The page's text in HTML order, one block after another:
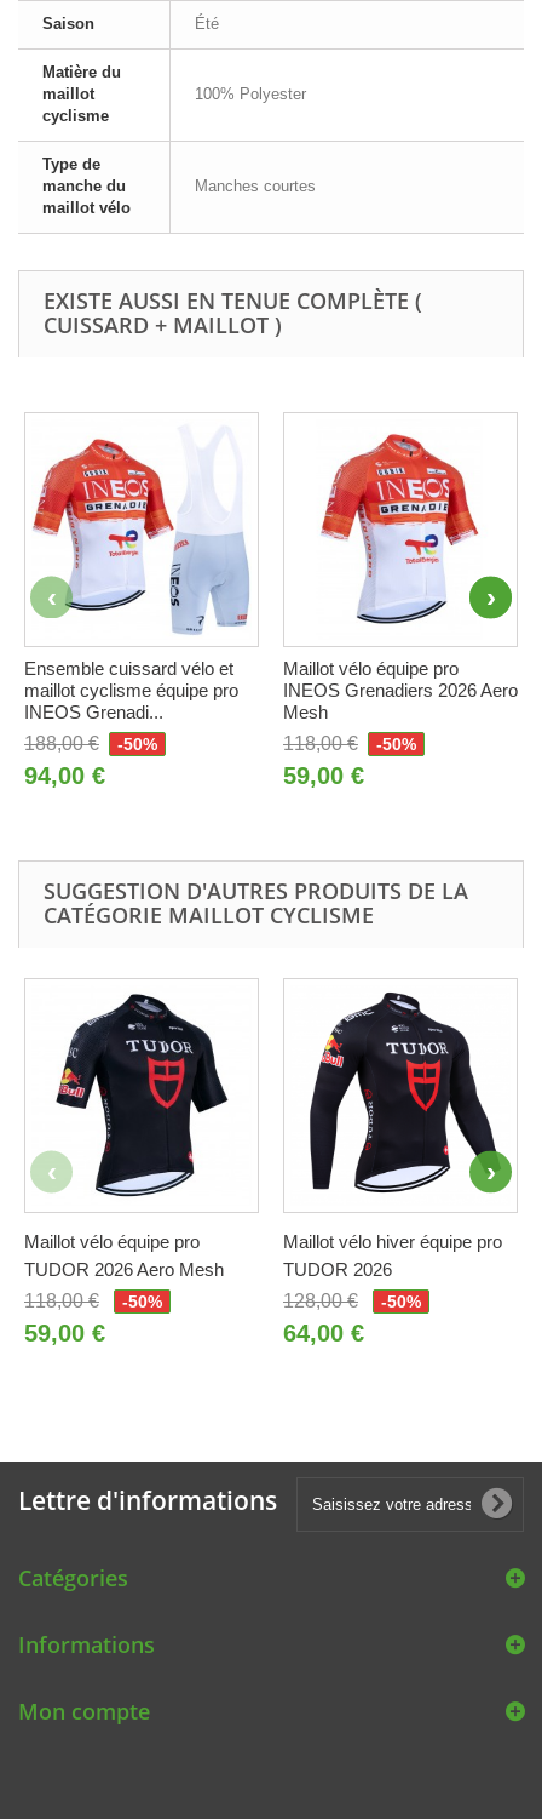
Saison Été
Matière du
maillot
cyclisme
100% Polyester
Type de
manche du
maillot vélo
Manches courtes
EXISTE AUSSI EN TENUE COMPLÈTE (
CUISSARD + MAILLOT )
Ensemble cuissard vélo et
maillot cyclisme équipe pro
INEOS Grenadi...
188,00 €
-50%
94,00 €
Maillot vélo équipe pro
INEOS Grenadiers 2026 Aero
Mesh
118,00 €
-50%
59,00 €
SUGGESTION D'AUTRES PRODUITS DE LA
CATÉGORIE MAILLOT CYCLISME
Maillot vélo équipe pro
TUDOR 2026 Aero Mesh
118,00 €
-50%
59,00 €
Maillot vélo hiver équipe pro
TUDOR 2026
128,00 €
-50%
64,00 €
Lettre d'informations
Catégories
Informations
Mon compte